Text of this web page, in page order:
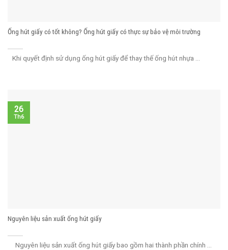
Ống hút giấy có tốt không? Ống hút giấy có thực sự bảo vệ môi trường
Khi quyết định sử dụng ống hút giấy để thay thế ống hút nhựa ...
Nguyên liệu sản xuất ống hút giấy
Nguyên liệu sản xuất ống hút giấy bao gồm hai thành phần chính ...
26
Th6